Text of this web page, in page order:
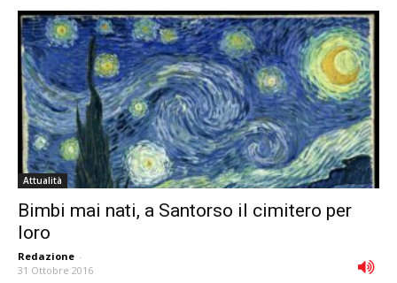
Attualità
Bimbi mai nati, a Santorso il cimitero per
loro
Redazione -
31 Ottobre 2016